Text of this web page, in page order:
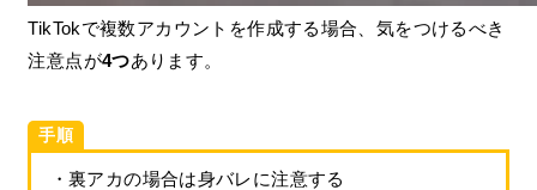
TikTokで複数アカウントを作成する場合、気をつけるべき
注意点が4つあります。
手順
・裏アカの場合は身バレに注意する